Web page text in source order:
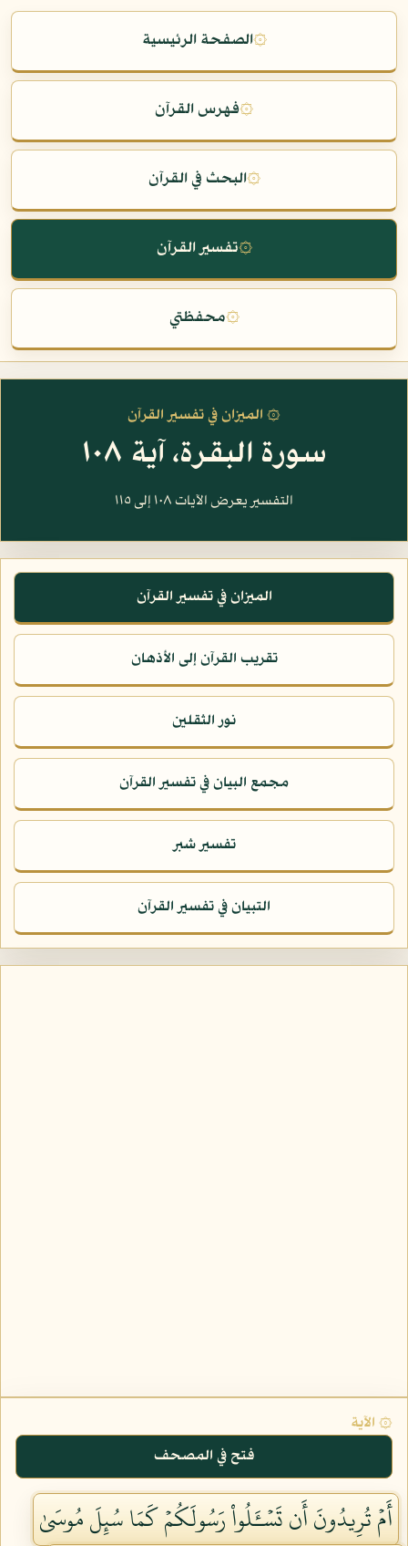
۞الصفحة الرئيسية
۞فهرس القرآن
۞البحث في القرآن
۞تفسير القرآن
۞محفظتي
۞ الميزان في تفسير القرآن
سورة البقرة، آية ١٠٨
التفسير يعرض الآيات ١٠٨ إلى ١١٥
الميزان في تفسير القرآن
تقريب القرآن إلى الأذهان
نور الثقلين
مجمع البيان في تفسير القرآن
تفسير شبر
التبيان في تفسير القرآن
۞ الآية
فتح في المصحف
أَمۡ تُرِيدُونَ أَن تَسۡـَٔلُواْ رَسُولَكُمۡ كَمَا سُئِلَ مُوسَىٰ